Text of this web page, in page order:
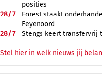
posities
28/7
Forest staakt
Feyenoord
28/7 Stengs keert transfervrij
Stel hier in welk nieuws jij